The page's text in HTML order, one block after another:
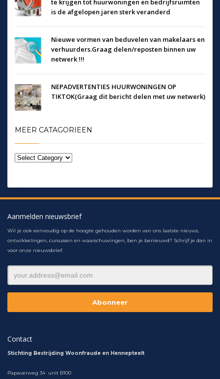
te krijgen tot huurwoningen en bedrijfsruimten
is de afgelopen jaren sterk veranderd
Nieuwe vormen van beduvelen van makelaars en
verhuurders.Graag delen/reposten binnen uw
netwerk !!!
NEPADVERTENTIES HUURWONINGEN OP
TIKTOK(Graag dit bericht delen met uw netwerk)
MEER CATAGORIEEN
Aanmelden nieuwsbrief
Wil je ook eenvoudig op de hoogte gehouden worden van ons laatste nieuws,
ontwikkelingen, cursussen en waarschuwingen, ben je benieuwd? Schrijf je dan in
voor onze nieuwsbrief.
Contact
Stichting Bestrijding Woonfraude en Hennepteelt
Papaverweg 34 unit B100